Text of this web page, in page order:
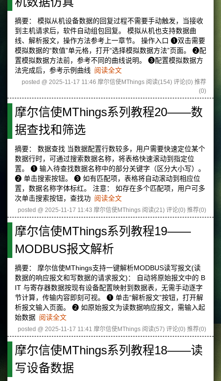
摘要： 模拟从机设备数据的回复过程不需要手动触发，当接收
到主机请求后，软件自动组包回复。 模拟从机也支持数据曲
线、解析报文，操作方法参考上一章节。 操作入口 ❶双击需要
模拟数据的“数值”单元格，打开“选择模拟数据方法”页面。 ❷配
置模拟数据方法前，参考不同的曲线说明。 ❸配置模拟数据方
法完成后，参考示例曲线 阅读全文
posted @ 2025-11-17 11:46 摩尔信使MThings 阅读(154) 评论(0) 推荐
(0)
摩尔信使MThings系列教程20——数
据查找和筛选
摘要： 数据查找 当数据配置行数较多，用户需要快速定位某个
数据行时，可通过搜索数据名称，将表格快速滚动到指定位
置。 ❶ 输入待查找数据名称中的部分关键字（区分大小写）。
❷ 单击搜索按钮。 ❸ 如有匹配项，表格将自动滚动到相应位
置，数据名称字体标红。 注意： 如存在多个匹配项，用户可多
次单击搜索按钮，查找功 阅读全文
posted @ 2025-11-17 11:43 摩尔信使MThings 阅读(21) 评论(0) 推荐(0)
摩尔信使MThings系列教程19——
MODBUS报文解析
摘要： 摩尔信使MThings支持一键解析MODBUS读写报文(读
数据的响应报文和写数据的请求报文)： 自动将原始报文中的 B
IT 与寄存器数据按现有设备配置映射到数据表，无需手动逐字
节计算，传输内容即刻可视。 ❶ 单击“解析报文”按钮，打开解
析报文输入页面。 ❷ 如原始报文为读数据响应报文，需输入起
始数据 阅读全文
posted @ 2025-11-17 11:41 摩尔信使MThings 阅读(57) 评论(0) 推荐(0)
摩尔信使MThings系列教程18——读
写设备数据